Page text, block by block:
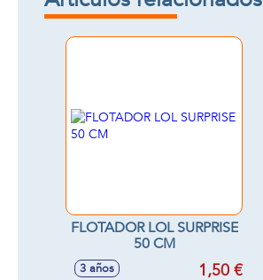
FLOTADOR LOL SURPRISE
50 CM
3 años 1,50 €